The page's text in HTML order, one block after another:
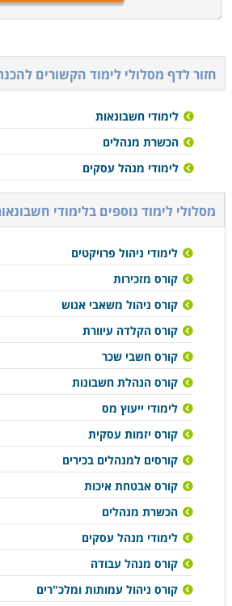
חזור לדף מסלולי לימוד הקשורים ל
לימודי חשבונאות
הכשרת מנהלים
לימודי מנהל עסקים
מסלולי לימוד נוספים בלימודי
לימודי ניהול פרויקטים
קורס מזכירות
קורס ניהול משאבי אנוש
קורס הקלדה עיוורת
קורס חשבי שכר
קורס הנהלת חשבונות
לימודי ייעוץ מס
קורס יזמות עסקית
קורסים למנהלים בכירים
קורס אבטחת איכות
הכשרת מנהלים
לימודי מנהל עסקים
קורס מנהל עבודה
קורס ניהול עמותות ומלכ"רים